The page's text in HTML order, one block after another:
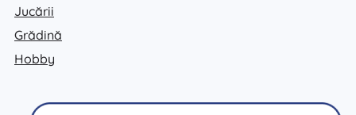
Jucării
Grădină
Hobby